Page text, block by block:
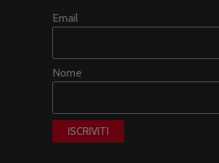
Email
Nome